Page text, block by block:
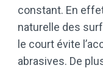
constant. En
naturelle des
le court évite
abrasives. De